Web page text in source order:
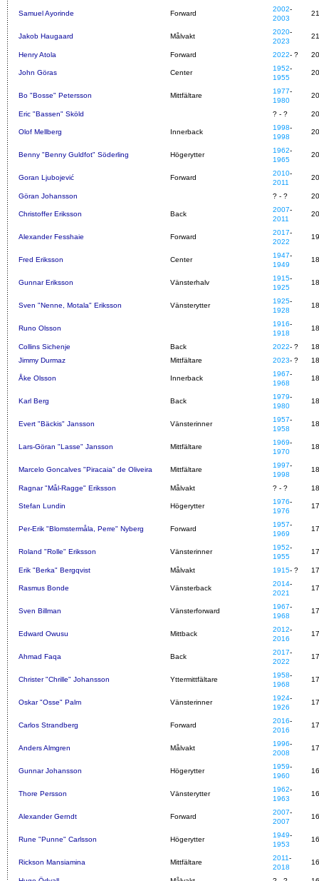
Samuel Ayorinde Forward
2002-
2003
21
Jakob Haugaard Målvakt
2020-
2023
21
Henry Atola Forward 2022- ? 20
John Göras Center
1952-
1955
20
Bo "Bosse" Petersson Mittfältare
1977-
1980
20
Eric "Bassen" Sköld ? - ? 20
Olof Mellberg Innerback
1998-
1998
20
Benny "Benny Guldfot" Söderling Högerytter
1962-
1965
20
Goran Ljubojević Forward
2010-
2011
20
Göran Johansson ? - ? 20
Christoffer Eriksson Back
2007-
2011
20
Alexander Fesshaie Forward
2017-
2022
19
Fred Eriksson Center
1947-
1949
18
Gunnar Eriksson Vänsterhalv
1915-
1925
18
Sven "Nenne, Motala" Eriksson Vänsterytter
1925-
1928
18
Runo Olsson
1916-
1918
18
Collins Sichenje Back 2022- ?
18
Jimmy Durmaz
Mittfältare 2023- ? 18
Åke Olsson Innerback
1967-
1968
18
Karl Berg Back
1979-
1980
18
Evert "Bäckis" Jansson Vänsterinner
1957-
1958
18
Lars-Göran "Lasse" Jansson Mittfältare
1969-
1970
18
Marcelo Goncalves "Piracaia" de Oliveira Mittfältare
1997-
1998
18
Ragnar "Mål-Ragge" Eriksson Målvakt ? - ? 18
Stefan Lundin Högerytter
1976-
1976
17
Per-Erik "Blomstermåla, Perre" Nyberg Forward
1957-
1969
17
Roland "Rolle" Eriksson Vänsterinner
1952-
1955
17
Erik "Berka" Bergqvist Målvakt 1915- ? 17
Rasmus Bonde Vänsterback
2014-
2021
17
Sven Billman Vänsterforward
1967-
1968
17
Edward Owusu Mittback
2012-
2016
17
Ahmad Faqa Back
2017-
2022
17
Christer "Chrille" Johansson Yttermittfältare
1958-
1968
17
Oskar "Osse" Palm Vänsterinner
1924-
1926
17
Carlos Strandberg Forward
2016-
2016
17
Anders Almgren Målvakt
1996-
2008
17
Gunnar Johansson Högerytter
1959-
1960
16
Thore Persson Vänsterytter
1962-
1963
16
Alexander Gerndt Forward
2007-
2007
16
Rune "Punne" Carlsson Högerytter
1949-
1953
16
Rickson Mansiamina Mittfältare
2011-
2018
16